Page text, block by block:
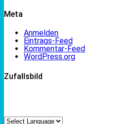
Meta
Anmelden
Eintrags-Feed
Kommentar-Feed
WordPress.org
Zufallsbild